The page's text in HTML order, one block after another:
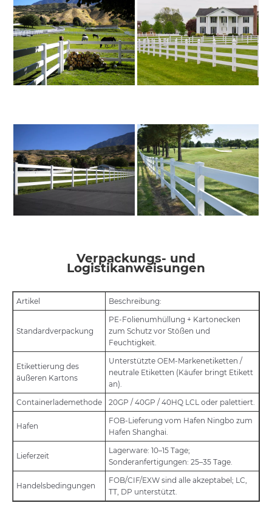
Verpackungs- und
Logistikanweisungen
Artikel Beschreibung:
Standardverpackung
PE-Folienumhüllung + Kartonecken
zum Schutz vor Stößen und
Feuchtigkeit.
Etikettierung des
äußeren Kartons
Unterstützte OEM-Markenetiketten /
neutrale Etiketten (Käufer bringt Etikett
an).
Containerlademethode
20GP / 40GP / 40HQ LCL oder palettiert.
Hafen
FOB-Lieferung vom Hafen Ningbo zum
Hafen Shanghai.
Lieferzeit
Lagerware: 10–15 Tage;
Sonderanfertigungen: 25–35 Tage.
Handelsbedingungen
FOB/CIF/EXW sind alle akzeptabel; LC,
TT, DP unterstützt.